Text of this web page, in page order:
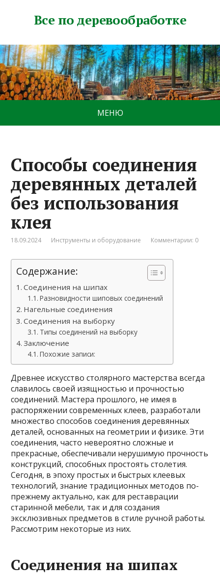
Все по деревообработке
МЕНЮ
Способы соединения
деревянных деталей
без использования
клея
18.09.2024 Инструменты и оборудование Комментарии: 0
Содержание:
Соединения на шипах
Разновидности шиповых соединений
Нагельные соединения
Соединения на выборку
Типы соединений на выборку
Заключение
Похожие записи:
Древнее искусство столярного мастерства всегда
славилось своей изящностью и прочностью
соединений. Мастера прошлого, не имея в
распоряжении современных клеев, разработали
множество способов соединения деревянных
деталей, основанных на геометрии и физике. Эти
соединения, часто невероятно сложные и
прекрасные, обеспечивали нерушимую прочность
конструкций, способных простоять столетия.
Сегодня, в эпоху простых и быстрых клеевых
технологий, знание традиционных методов по-
прежнему актуально, как для реставрации
старинной мебели, так и для создания
эксклюзивных предметов в стиле ручной работы.
Рассмотрим некоторые из них.
Соединения на шипах